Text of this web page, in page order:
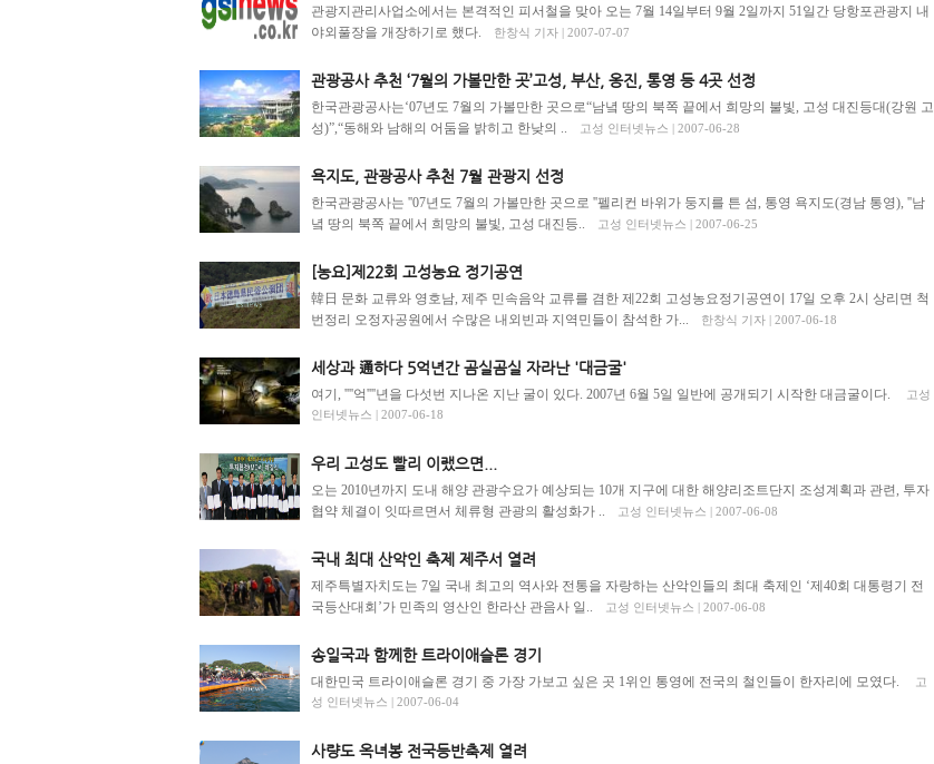
관광지관리사업소에서는 본격적인 피서철을 맞아 오는 7월 14일부터 9월 2일까지 51일간 당항포관광지 내
야외풀장을 개장하기로 했다.
한창식 기자 | 2007-07-07
관광공사 추천 ‘7월의 가볼만한 곳’고성, 부산, 옹진, 통영 등 4곳 선정
한국관광공사는‘07년도 7월의 가볼만한 곳으로“남녘 땅의 북쪽 끝에서 희망의 불빛, 고성 대진등대(강원 고
성)”,“동해와 남해의 어둠을 밝히고 한낮의 ..
고성 인터넷뉴스 | 2007-06-28
욕지도, 관광공사 추천 7월 관광지 선정
한국관광공사는 ''07년도 7월의 가볼만한 곳으로 ''펠리컨 바위가 둥지를 튼 섬, 통영 욕지도(경남 통영), ''남
녘 땅의 북쪽 끝에서 희망의 불빛, 고성 대진등..
고성 인터넷뉴스 | 2007-06-25
[농요]제22회 고성농요 정기공연
韓日 문화 교류와 영호남, 제주 민속음악 교류를 겸한 제22회 고성농요정기공연이 17일 오후 2시 상리면 척
번정리 오정자공원에서 수많은 내외빈과 지역민들이 참석한 가...
한창식 기자 | 2007-06-18
세상과 通하다 5억년간 곰실곰실 자라난 '대금굴'
여기, ''''억''''년을 다섯번 지나온 지난 굴이 있다. 2007년 6월 5일 일반에 공개되기 시작한 대금굴이다. 고성
인터넷뉴스 | 2007-06-18
우리 고성도 빨리 이랬으면...
오는 2010년까지 도내 해양 관광수요가 예상되는 10개 지구에 대한 해양리조트단지 조성계획과 관련, 투자
협약 체결이 잇따르면서 체류형 관광의 활성화가 ..
고성 인터넷뉴스 | 2007-06-08
국내 최대 산악인 축제 제주서 열려
제주특별자치도는 7일 국내 최고의 역사와 전통을 자랑하는 산악인들의 최대 축제인 ‘제40회 대통령기 전
국등산대회’가 민족의 영산인 한라산 관음사 일..
고성 인터넷뉴스 | 2007-06-08
송일국과 함께한 트라이애슬론 경기
대한민국 트라이애슬론 경기 중 가장 가보고 싶은 곳 1위인 통영에 전국의 철인들이 한자리에 모였다. 고
성 인터넷뉴스 | 2007-06-04
사량도 옥녀봉 전국등반축제 열려